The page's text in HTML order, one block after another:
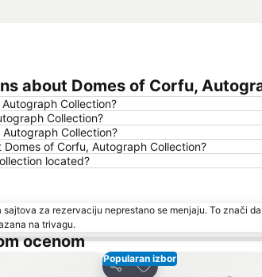
about Domes of Corfu,
Collection?
Collection?
Collection?
of Corfu, Autograph Collection?
located?
za rezervaciju neprestano se menjaju. To znači
na trivagu.
ocenom
Popularan izbor
Deli
Dodati u favorite